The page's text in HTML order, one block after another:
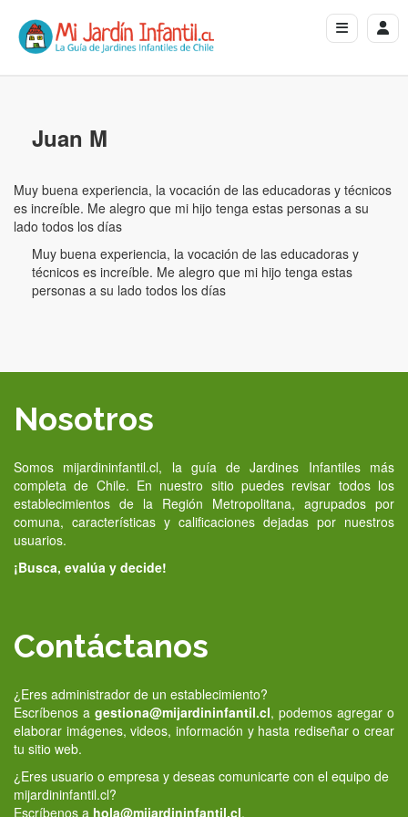
Juan M
Muy buena experiencia, la vocación de las educadoras y técnicos
es increíble. Me alegro que mi hijo tenga estas personas a su
lado todos los días
Muy buena experiencia, la vocación de las educadoras y
técnicos es increíble. Me alegro que mi hijo tenga estas
personas a su lado todos los días
Nosotros
Somos mijardininfantil.cl, la guía de Jardines Infantiles más
completa de Chile. En nuestro sitio puedes revisar todos los
establecimientos de la Región Metropolitana, agrupados por
comuna, características y calificaciones dejadas por nuestros
usuarios.
¡Busca, evalúa y decide!
Contáctanos
¿Eres administrador de un establecimiento?
Escríbenos a gestiona@mijardininfantil.cl, podemos agregar o
elaborar imágenes, videos, información y hasta rediseñar o crear
tu sitio web.
¿Eres usuario o empresa y deseas comunicarte con el equipo de
mijardininfantil.cl?
Escríbenos a hola@mijardininfantil.cl.